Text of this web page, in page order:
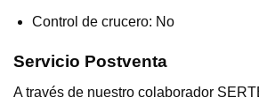
Control de crucero: No
Servicio Postventa
A través de nuestro colaborador